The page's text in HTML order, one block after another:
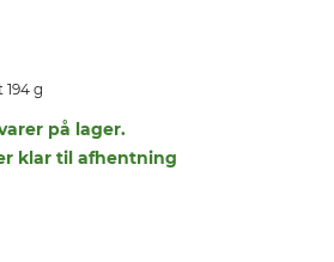
g
på lager.
klar til afhentning